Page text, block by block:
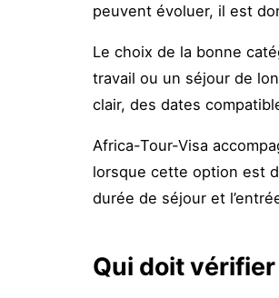
peuvent évoluer, il est
Le choix de la bonne
travail ou un séjour de
clair, des dates
Africa-Tour-Visa
lorsque cette option est
durée de séjour et
Qui doit